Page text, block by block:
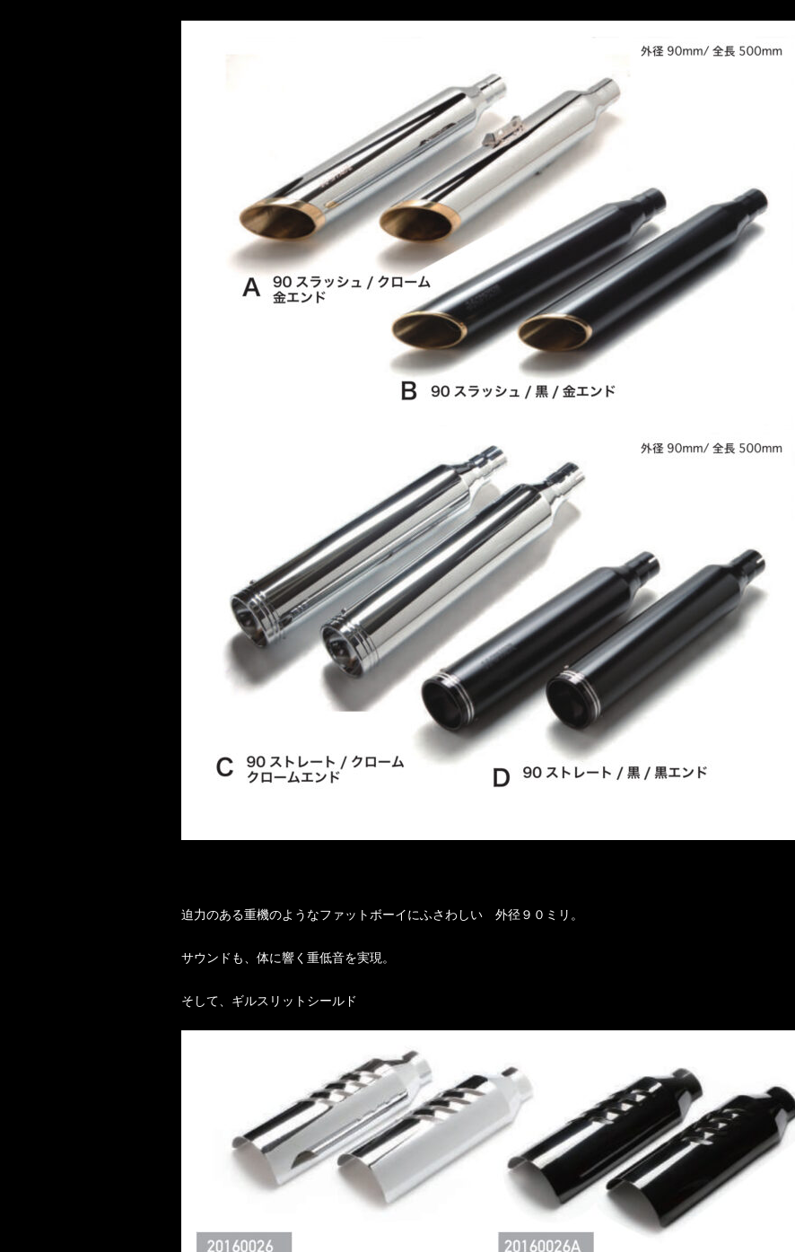
迫力のある重機のようなファットボーイにふさわしい 外径９０ミリ。
サウンドも、体に響く重低音を実現。
そして、ギルスリットシールド